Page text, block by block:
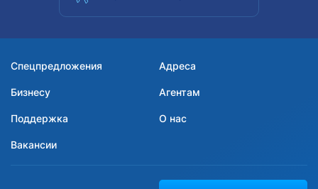
Спецпредложения Адреса
Бизнесу Агентам
Поддержка О нас
Вакансии